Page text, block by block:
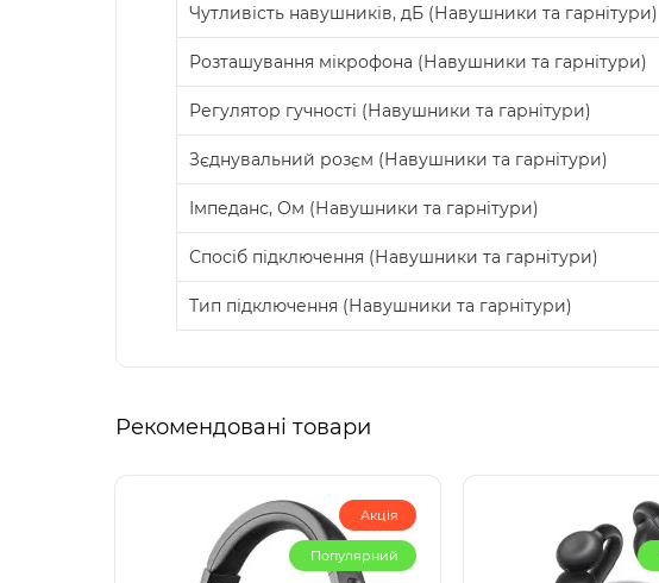
Чутливість навушників, дБ (Навушники та гарнітури)
Розташування мікрофона (Навушники та гарнітури)
Регулятор гучності (Навушники та гарнітури)
Зєднувальний розєм (Навушники та гарнітури)
Імпеданс, Ом (Навушники та гарнітури)
Спосіб підключення (Навушники та гарнітури)
Тип підключення (Навушники та гарнітури)
Рекомендовані товари
Акція
Популярний